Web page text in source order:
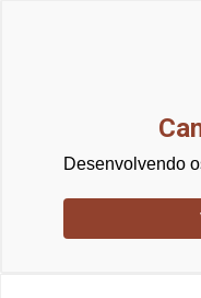
Desenvolvendo